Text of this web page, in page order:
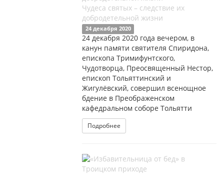
Чудеса святых – следствие их
добродетельной жизни
24 декабря 2020
24 декабря 2020 года вечером, в
канун памяти святителя Спиридона,
епископа Тримифунтского,
Чудотворца, Преосвященный Нестор,
епископ Тольяттинский и
Жигулёвский, совершил всенощное
бдение в Преображенском
кафедральном соборе Тольятти
Подробнее